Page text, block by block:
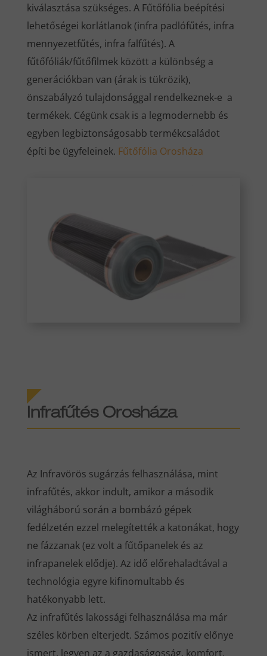
kiválasztása szükséges. A Fűtőfólia beépítési
lehetőségei korlátlanok (infra padlófűtés, infra
mennyezetfűtés, infra falfűtés). A
fűtőfóliák/fűtőfilmek között a különbség a
generációkban van (árak is tükrözik),
önszabályzó tulajdonsággal rendelkeznek-e a
termékek. Cégünk csak is a legmodernebb és
egyben legbiztonságosabb termékcsaládot
építi be ügyfeleinek. Fűtőfólia Orosháza
Infrafűtés Orosháza
Az Infravörös sugárzás felhasználása, mint
infrafűtés, akkor indult, amikor a második
világháború során a bombázó gépek
fedélzetén ezzel melegítették a katonákat, hogy
ne fázzanak (ez volt a fűtőpanelek és az
infrapanelek elődje). Az idő előrehaladtával a
technológia egyre kifinomultabb és
hatékonyabb lett.
Az infrafűtés lakossági felhasználása ma már
széles körben elterjedt. Számos pozitív előnye
ismert, legyen az a gazdaságosság, komfort,